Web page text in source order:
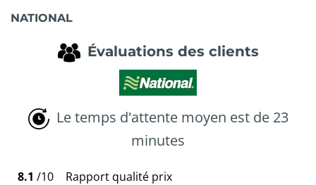
NATIONAL
Évaluations des clients
Le temps d'attente moyen est de 23
minutes
8.1 /10
Rapport qualité prix